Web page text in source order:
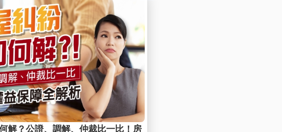
解析
自己的權益受損？近年租
金全免」的極端情況。看
東若不了解背後眉角，不
元，你領了嗎？
本期補助戶數為75萬戶（核